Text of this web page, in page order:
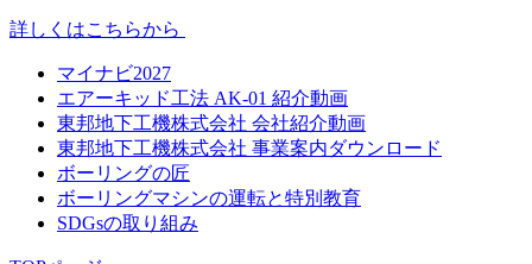
詳しくはこちらから
マイナビ2027
エアーキッド工法 AK-01 紹介動画
東邦地下工機株式会社 会社紹介動画
東邦地下工機株式会社 事業案内ダウンロード
ボーリングの匠
ボーリングマシンの運転と特別教育
SDGsの取り組み